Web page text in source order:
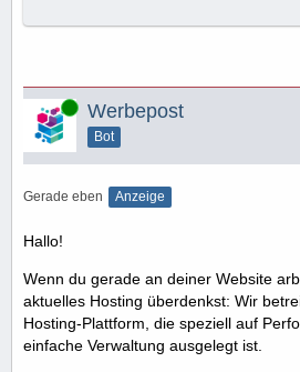
Online Werbepost
Bot
Gerade eben Anzeige
Hallo!
Wenn du gerade an deiner Website
aktuelles Hosting überdenkst: Wir
Hosting-Plattform, die speziell auf
einfache Verwaltung ausgelegt ist.